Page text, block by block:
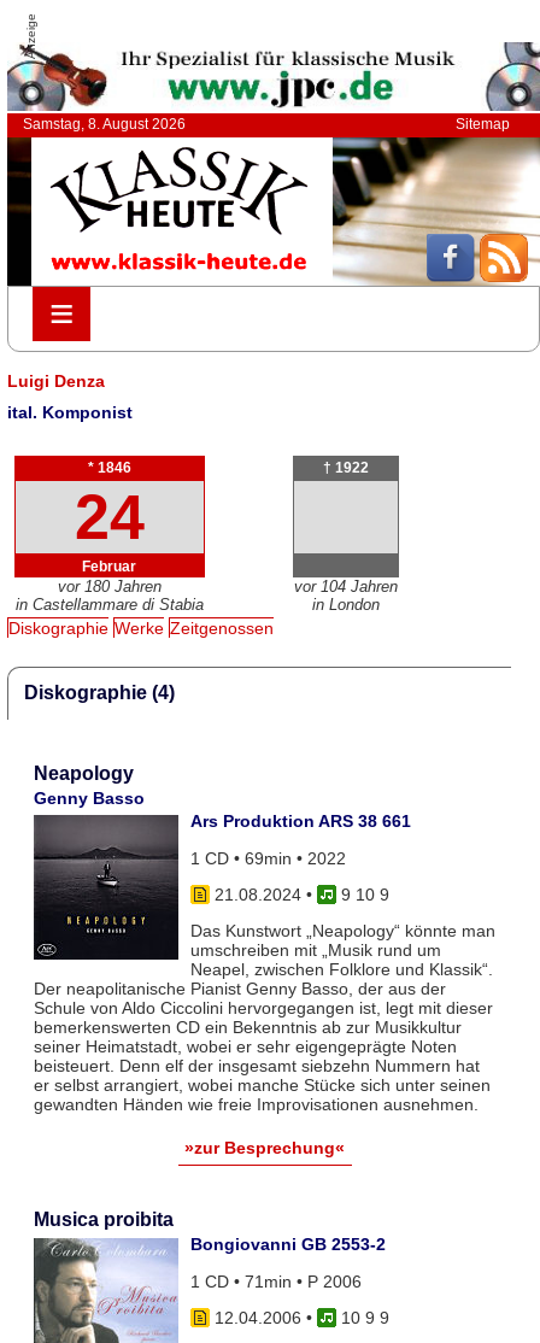
Anzeige
Samstag, 8. August 2026 Sitemap
≡
≡
Luigi Denza
ital. Komponist
* 1846
24
Februar
vor 180 Jahren
in Castellammare di Stabia
† 1922
vor 104 Jahren
in London
Diskographie Werke Zeitgenossen
Diskographie (4)
Neapology
Genny Basso
Ars Produktion ARS 38 661
1 CD • 69min • 2022
21.08.2024•
9 10 9
Das Kunstwort „Neapology“ könnte man
umschreiben mit „Musik rund um
Neapel, zwischen Folklore und Klassik“.
Der neapolitanische Pianist Genny Basso, der aus der
Schule von Aldo Ciccolini hervorgegangen ist, legt mit dieser
bemerkenswerten CD ein Bekenntnis ab zur Musikkultur
seiner Heimatstadt, wobei er sehr eigengeprägte Noten
beisteuert. Denn elf der insgesamt siebzehn Nummern hat
er selbst arrangiert, wobei manche Stücke sich unter seinen
gewandten Händen wie freie Improvisationen ausnehmen.
»zur Besprechung«
Musica proibita
Bongiovanni GB 2553-2
1 CD • 71min • P 2006
12.04.2006 •
10 9 9